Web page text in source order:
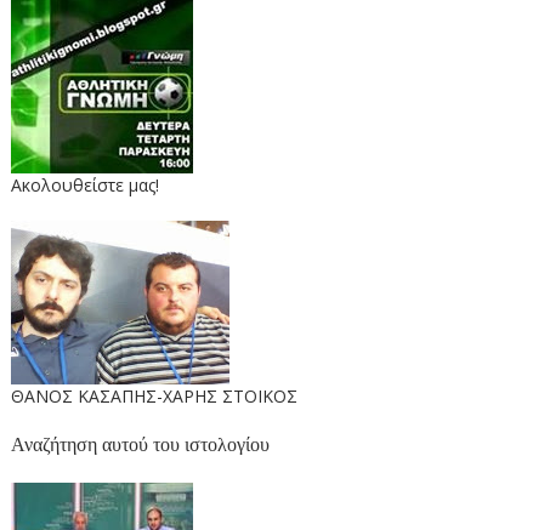
Ακολουθείστε μας!
ΘΑΝΟΣ ΚΑΣΑΠΗΣ-ΧΑΡΗΣ ΣΤΟΙΚΟΣ
Αναζήτηση αυτού του ιστολογίου